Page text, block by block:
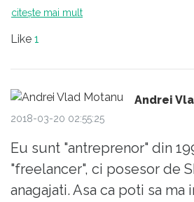
citește mai mult
Like 1
Andrei
2018-03-20 02:55:25
Eu sunt "antreprenor" din
"freelancer", ci posesor de
anagajati. Asa ca poti sa